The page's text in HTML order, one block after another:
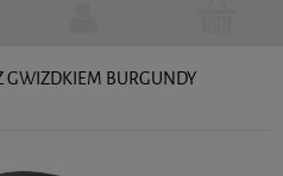
GWIZDKIEM BURGUNDY